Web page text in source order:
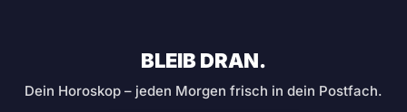
BLEIB DRAN.
Dein Horoskop – jeden Morgen frisch in dein Postfach.